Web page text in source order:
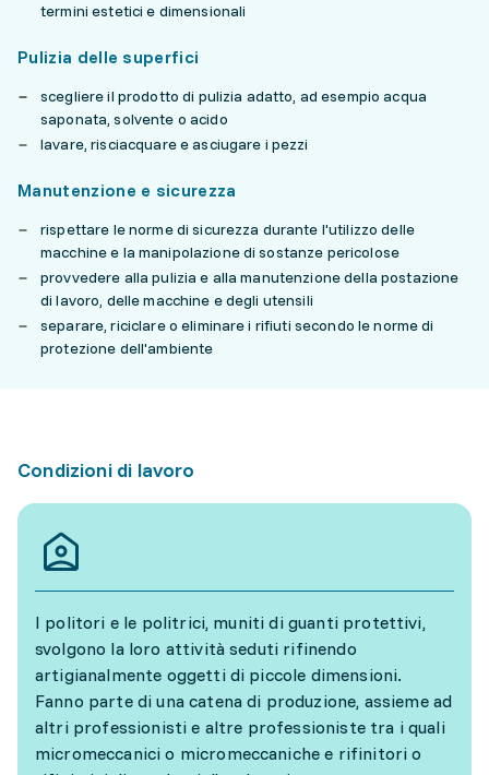
termini estetici e dimensionali
Pulizia delle superfici
scegliere il prodotto di pulizia adatto, ad esempio acqua
saponata, solvente o acido
lavare, risciacquare e asciugare i pezzi
Manutenzione e sicurezza
rispettare le norme di sicurezza durante l'utilizzo delle
macchine e la manipolazione di sostanze pericolose
provvedere alla pulizia e alla manutenzione della postazione
di lavoro, delle macchine e degli utensili
separare, riciclare o eliminare i rifiuti secondo le norme di
protezione dell'ambiente
Condizioni di lavoro
I politori e le politrici, muniti di guanti protettivi,
svolgono la loro attività seduti rifinendo
artigianalmente oggetti di piccole dimensioni.
Fanno parte di una catena di produzione, assieme ad
altri professionisti e altre professioniste tra i quali
micromeccanici o micromeccaniche e rifinitori o